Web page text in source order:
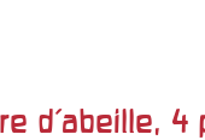
d'abeille, 4